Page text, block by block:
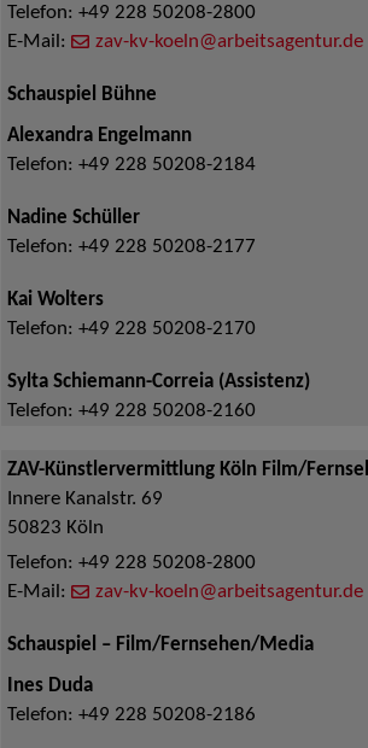
Telefon: +49 228 50208-2800
E-Mail:
zav-kv-koeln@arbeitsagentur.de
Schauspiel Bühne
Alexandra Engelmann
Telefon: +49 228 50208-2184
Nadine Schüller
Telefon: +49 228 50208-2177
Kai Wolters
Telefon: +49 228 50208-2170
Sylta Schiemann-Correia (Assistenz)
Telefon: +49 228 50208-2160
ZAV-Künstlervermittlung Köln Film/
Innere Kanalstr. 69
50823 Köln
Telefon: +49 228 50208-2800
E-Mail:
zav-kv-koeln@arbeitsagentur.de
Schauspiel – Film/Fernsehen/Media
Ines Duda
Telefon: +49 228 50208-2186